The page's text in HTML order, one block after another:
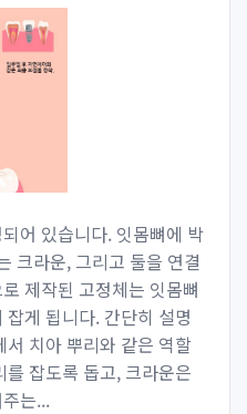
어 있습니다. 잇몸뼈에 박
크라운, 그리고 둘을 연결
제작된 고정체는 잇몸뼈
게 됩니다. 간단히 설명
치아 뿌리와 같은 역할
잡도록 돕고, 크라운은
는...